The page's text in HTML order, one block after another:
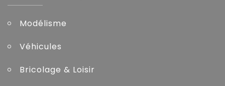
Modélisme
Véhicules
Bricolage & Loisir